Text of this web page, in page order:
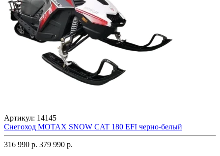
Артикул: 14145
Снегоход MOTAX SNOW CAT 180 EFI черно-белый
316 990 р. 379 990 р.